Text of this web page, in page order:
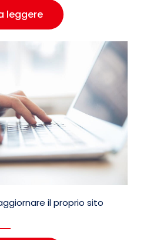
leggere
il proprio sito